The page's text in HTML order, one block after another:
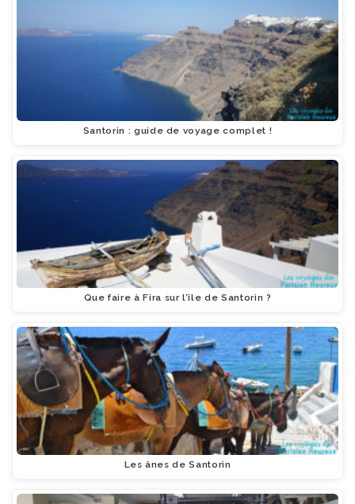
Santorin : guide de voyage complet !
Que faire à Fira sur l’île de Santorin ?
Les ânes de Santorin